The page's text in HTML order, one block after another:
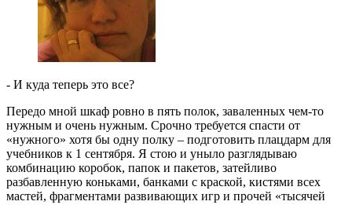
- И куда теперь это все?
Передо мной шкаф ровно в пять полок, заваленных чем-то
нужным и очень нужным. Срочно требуется спасти от
«нужного» хотя бы одну полку – подготовить плацдарм для
учебников к 1 сентября. Я стою и уныло разглядываю
комбинацию коробок, папок и пакетов, затейливо
разбавленную коньками, банками с краской, кистями всех
мастей, фрагментами развивающих игр и прочей «тысячей